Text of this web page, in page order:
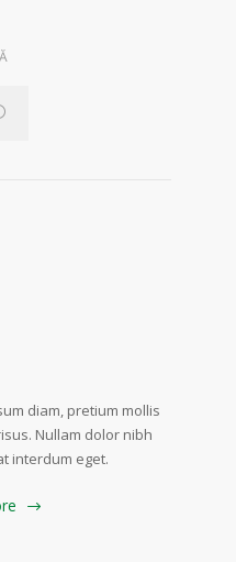
diam, pretium mollis
Nullam dolor nibh
interdum eget.